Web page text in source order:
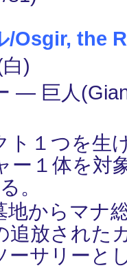
/Osgir, the
)
― 巨人
ト１つを生
ー１体を対
。
地からマナ
追放された
ーサリーと